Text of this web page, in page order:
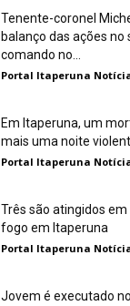
Tenente-coronel
balanço das ações
comando no...
Portal Itaperuna
Em Itaperuna, um
mais uma noite
Portal Itaperuna
Três são atingidos
fogo em Itaperuna
Portal Itaperuna
Jovem é executado